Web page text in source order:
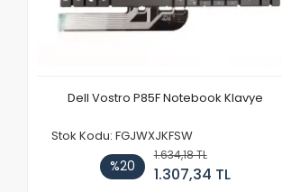
Dell Vostro P85F Notebook Klavye
Stok Kodu: FGJWXJKFSW
%20
1.634,18 TL
1.307,34 TL